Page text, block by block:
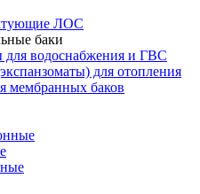
ЛОС
баки
для водоснабжения и ГВС
для отопления
мембранных баков